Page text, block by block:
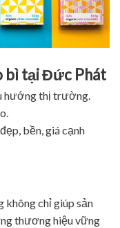
bì tại Đức Phát
hướng thị trường.
bền, giá cạnh
chỉ giúp sản
thương hiệu vững